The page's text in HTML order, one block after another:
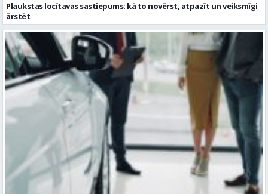
Plaukstas locītavas sastiepums: kā to novērst, atpazīt un veiksmīgi
ārstēt